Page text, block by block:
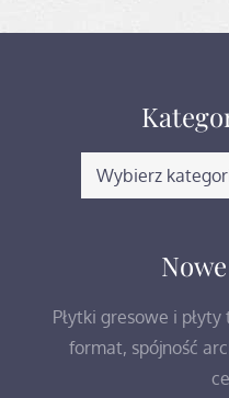
Kategorię
wpisów
Płytki gresowe i
format, spójność